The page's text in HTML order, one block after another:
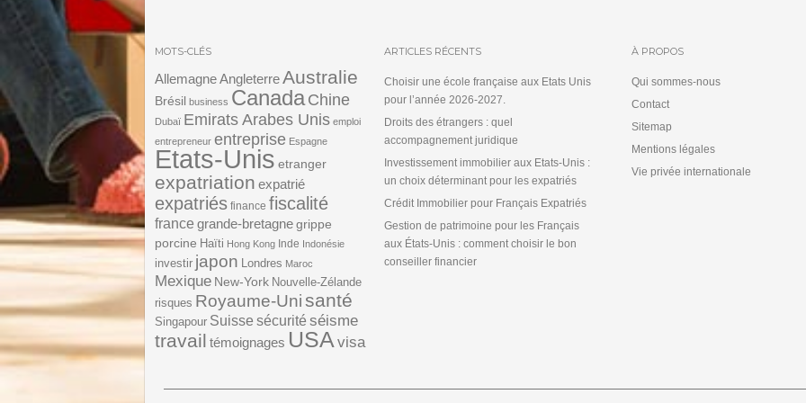
MOTS-CLÉS
AllemagneAngleterreAustralie
Brésil business CanadaChine
Dubaï Emirats Arabes Unis emploi
entrepreneur entreprise Espagne
Etats-Unis etranger
expatriation expatrié
expatriés finance fiscalité
france grande-bretagnegrippe
porcine Haïti Hong Kong Inde Indonésie
investir japon Londres Maroc
Mexique New-York Nouvelle-Zélande
risques Royaume-Unisanté
Singapour Suisse sécurité séisme
travail témoignages USA visa
ARTICLES RÉCENTS
Choisir une école française aux Etats Unis
pour l’année 2026-2027.
Droits des étrangers : quel
accompagnement juridique
Investissement immobilier aux Etats-Unis :
un choix déterminant pour les expatriés
Crédit Immobilier pour Français Expatriés
Gestion de patrimoine pour les Français
aux États-Unis : comment choisir le bon
conseiller financier
À PROPOS
Qui sommes-nous
Contact
Sitemap
Mentions légales
Vie privée internationale